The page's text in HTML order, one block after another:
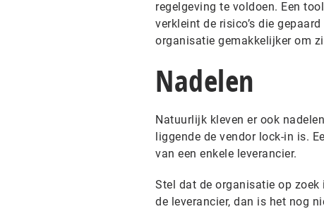
regelgeving te voldoen. Een
verkleint de risico’s die
organisatie gemakkelijker om
Nadelen
Natuurlijk kleven er ook
liggende de vendor lock-in is.
van een enkele leverancier.
Stel dat de organisatie op
de leverancier, dan is het nog